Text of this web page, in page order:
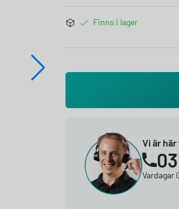
Finns i lager
Vi är
Vardagar